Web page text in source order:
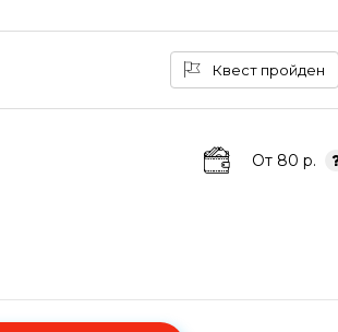
Квест пройден
От 80 р.